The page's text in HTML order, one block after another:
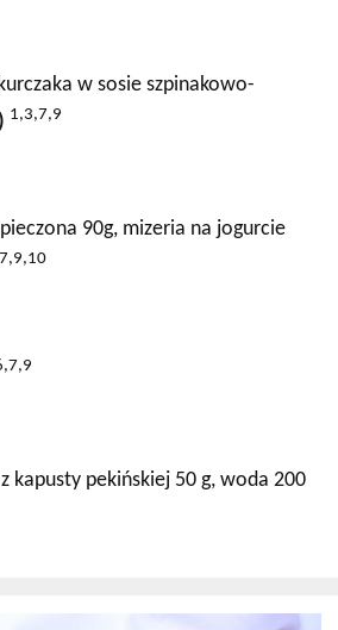
w sosie szpinakowo-
1,3,7,9
90g, mizeria na jogurcie
kapusty pekińskiej 50 g, woda 200